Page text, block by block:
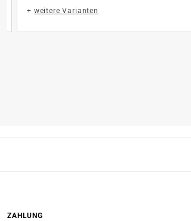
+ weitere Varianten
ZAHLUNG